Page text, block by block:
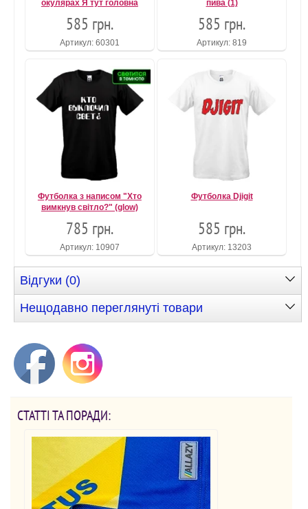
окулярах Я тут головна
585 грн.
Артикул: 60301
пива (1)
585 грн.
Артикул: 819
Футболка з написом "Хто
вимкнув світло?" (glow)
785 грн.
Артикул: 10907
Футболка Djigit
585 грн.
Артикул: 13203
Відгуки (0)
Нещодавно переглянуті товари
СТАТТІ ТА ПОРАДИ: